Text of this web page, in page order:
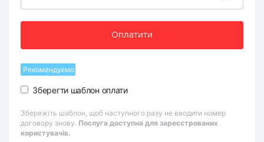
Оплатити
Рекомендуємо
Зберегти шаблон оплати
Збережіть шаблон, щоб наступного разу не вводити номер
договору знову. Послуга доступна для зареєстрованих
користувачів.